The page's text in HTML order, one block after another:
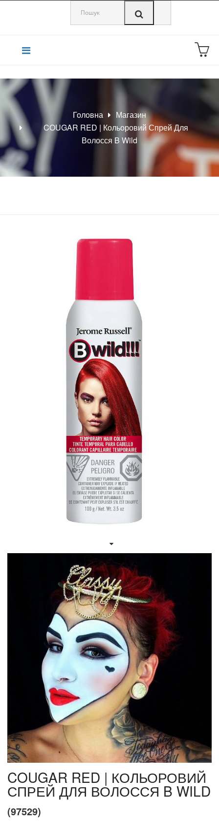
Головна
Магазин
COUGAR RED | Кольоровий Спрей Для
Волосся B Wild
COUGAR RED | КОЛЬОРОВИЙ
СПРЕЙ ДЛЯ ВОЛОССЯ B WILD
(97529)